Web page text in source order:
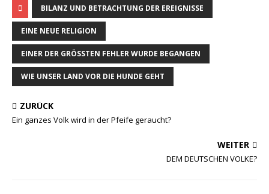
BILANZ UND BETRACHTUNG DER EREIGNISSE
EINE NEUE RELIGION
EINER DER GRÖSSTEN FEHLER WURDE BEGANGEN
WIE UNSER LAND VOR DIE HUNDE GEHT
ZURÜCK
Ein ganzes Volk wird in der Pfeife geraucht?
WEITER
DEM DEUTSCHEN VOLKE?